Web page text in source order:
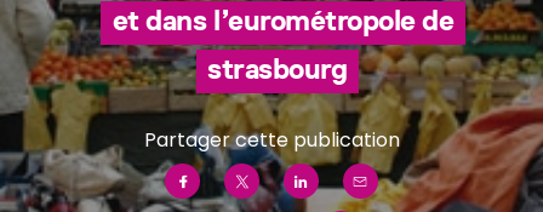
et dans l’eurométropole de
strasbourg
Partager cette publication